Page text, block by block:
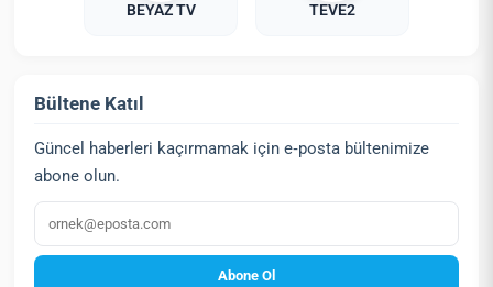
BEYAZ TV TEVE2
Bültene Katıl
Güncel haberleri kaçırmamak için e‑posta bültenimize
abone olun.
E‑posta
Abone Ol